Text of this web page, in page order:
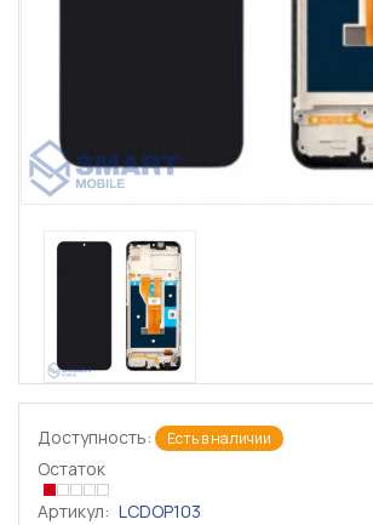
Доступность: Есть в наличии
Остаток
Артикул: LCDOP103